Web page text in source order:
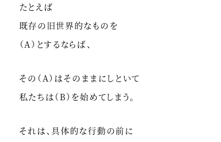
たとえば
既存の旧世界的なものを
（A）とするならば、
その（A）はそのままにしといて
私たちは（B）を始めてしまう。
それは、具体的な行動の前に